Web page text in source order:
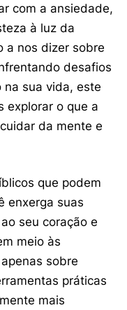
com a ansiedade,
à luz da
a nos dizer sobre
desafios
na sua vida, este
explorar o que a
da mente e
que podem
enxerga suas
seu coração e
meio às
sobre
práticas
mais